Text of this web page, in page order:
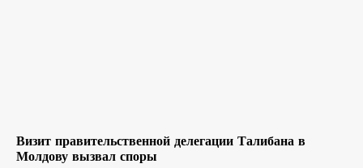
Визит правительственной делегации Талибана в
Молдову вызвал споры